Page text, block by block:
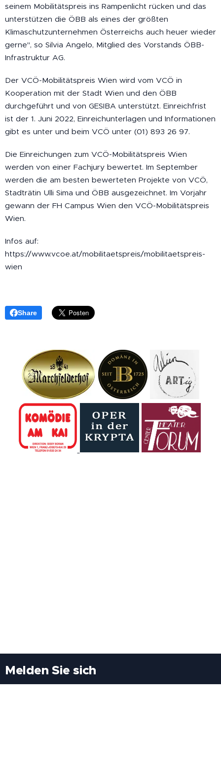
seinem Mobilitätspreis ins Rampenlicht rücken und das
unterstützen die ÖBB als eines der größten
Klimaschutzunternehmen Österreichs auch heuer wieder
gerne", so Silvia Angelo, Mitglied des Vorstands ÖBB-
Infrastruktur AG.
Der VCÖ-Mobilitätspreis Wien wird vom VCÖ in
Kooperation mit der Stadt Wien und den ÖBB
durchgeführt und von GESIBA unterstützt. Einreichfrist
ist der 1. Juni 2022, Einreichunterlagen und Informationen
gibt es unter und beim VCÖ unter (01) 893 26 97.
Die Einreichungen zum VCÖ-Mobilitätspreis Wien
werden von einer Fachjury bewertet. Im September
werden die am besten bewerteten Projekte von VCÖ,
Stadträtin Ulli Sima und ÖBB ausgezeichnet. Im Vorjahr
gewann der FH Campus Wien den VCÖ-Mobilitätspreis
Wien.
Infos auf:
https://www.vcoe.at/mobilitaetspreis/mobilitaetspreis-
wien
Share
Melden Sie sich